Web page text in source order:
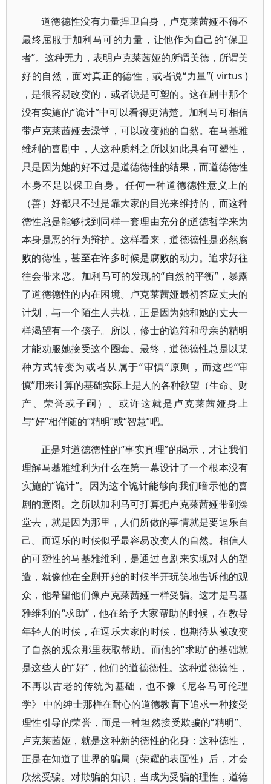
道德德性没有力量捍卫自身，卢克莱茜娅不得不
最终屈服于加利马可的力量，让他作为自己的“保卫
者”。这种无力，表明卢克莱茜娅的所谓美德，所谓美
好的自然，面对真正的德性，或者说“力量”( virtus )
，是很容易改变的．或者说是可塑的。这在剧中那个
没有实施的“诡计”中可以看得更清楚。加利马可相信
带卢克莱茜娅去澡堂，可以改变她的自然。在马基雅
维利的喜剧中，人这种质料之所以如此具有可塑性，
只是因为她的好不过是道德德性的结果，而道德德性
本身不足以保卫自身。任何一种道德德性意义上的
（善）好都只不过是靠大家的目光来维持的，而这种
德性总是能够找到同样一套理由充分的道德哲学来为
本身是恶的行为辩护。这样看来，道德德性是必然腐
败的德性，甚至在许多时候是腐败的动力。追求好往
往会带来恶。加利马可的发现的“自然的平衡”，暴露
了道德德性的内在困境。卢克莱茜娅最初答应丈夫的
计划，与一个陌生人共枕，正是因为她和她的丈夫一
样渴望有一个孩子。所以，修士的诡辩和母亲的精明
才能劝服她接受这个圈套。最终，道德德性总是以某
种方式转变为或者从属于“审慎”原则，而这些“审
慎”用来计算的基础实际上是人的各种欲望（生命、财
产、荣誉或子嗣）。或许这就是卢克莱茜娅身上
与“好”相伴随的“精明”或“智慧”吧。
正是对道德德性的“事实真理”的揭示，才让我们
理解马基雅维利为什么在第一幕设计了一个根本没有
实施的“诡计”。因为这个诡计能够向我们暗示他的喜
剧的意图。之所以加利马可打算把卢克莱茜娅带到澡
堂去，就是因为那里，人们所做的事情就是要逗乐自
己。而逗乐的时候似乎最容易改变人的自然。相信人
的可塑性的马基雅维利，是通过喜剧来实现对人的塑
造，就像他在全剧开始的时候半开玩笑地告诉他的观
众，他希望他们像卢克莱茜娅一样受骗。这才是马基
雅维利的“求助”，他在给予大家帮助的时候，在教导
年轻人的时候，在逗乐大家的时候，也期待从被改变
了自然的观众那里获取帮助。而他的“求助”的基础就
是这些人的“好”，他们的道德德性。这种道德德性，
不再以古老的传统为基础，也不像《尼各马可伦理
学》 中的绅士那样在耐心的道德教育下追求一种接受
理性引导的荣誉，而是一种坦然接受欺骗的“精明”。
卢克莱茜娅，就是这种新的德性的化身：这种德性，
正是在知道了世界的骗局（荣耀的表面性）后，才会
欣然受骗。对欺骗的知识，当成为受骗的理性，道德